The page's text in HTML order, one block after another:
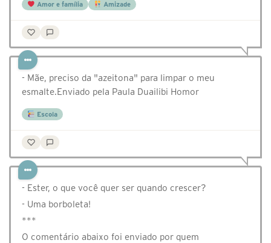
Amor e família Amizade
- Mãe, preciso da "azeitona" para limpar o meu
esmalte.Enviado pela Paula Duailibi Homor
Escola
- Ester, o que você quer ser quando crescer?
- Uma borboleta!
***
O comentário abaixo foi enviado por quem